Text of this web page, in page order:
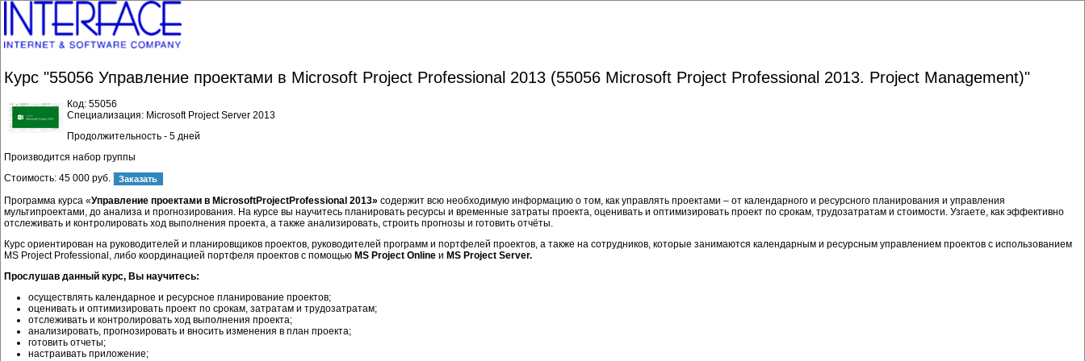
Курс "55056 Управление проектами в Microsoft Project Professional 2013 (55056 Microsoft Project Professional 2013. Project Management)"
Код: 55056
Специализация: Microsoft Project Server 2013
Продолжительность - 5 дней
Производится набор группы
Стоимость: 45 000 руб.
Программа курса «Управление проектами в MicrosoftProjectProfessional 2013» содержит всю необходимую информацию о том, как управлять проектами – от календарного и ресурсного планирования и управления
мультипроектами, до анализа и прогнозирования. На курсе вы научитесь планировать ресурсы и временные затраты проекта, оценивать и оптимизировать проект по срокам, трудозатратам и стоимости. Узгаете, как эффективно
отслеживать и контролировать ход выполнения проекта, а также анализировать, строить прогнозы и готовить отчёты.
Курс ориентирован на руководителей и планировщиков проектов, руководителей программ и портфелей проектов, а также на сотрудников, которые занимаются календарным и ресурсным управлением проектов с использованием
MS Project Professional, либо координацией портфеля проектов с помощью MS Project Online и MS Project Server.
Прослушав данный курс, Вы научитесь:
осуществлять календарное и ресурсное планирование проектов;
оценивать и оптимизировать проект по срокам, затратам и трудозатратам;
отслеживать и контролировать ход выполнения проекта;
анализировать, прогнозировать и вносить изменения в план проекта;
готовить отчеты;
настраивать приложение;